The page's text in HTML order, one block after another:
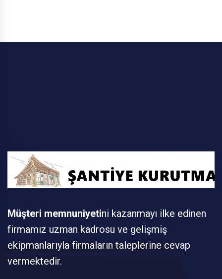
Müşteri memnuniyetini kazanmayı ilke edinen
firmamız uzman kadrosu ve gelişmiş
ekipmanlarıyla firmaların taleplerine cevap
vermektedir.